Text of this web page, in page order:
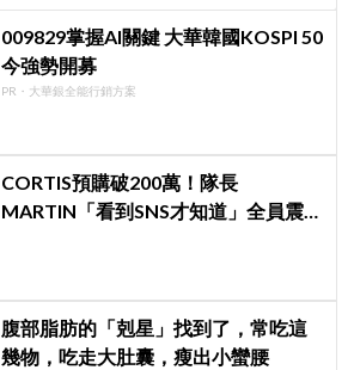
009829掌握AI關鍵 大華韓國KOSPI 50
今強勢開募
PR・大華銀全能行銷方案
CORTIS預購破200萬！隊長
MARTIN「看到SNS才知道」全員震
腹部脂肪的「剋星」找到了，常吃這
幾物，吃走大肚囊，瘦出小蠻腰